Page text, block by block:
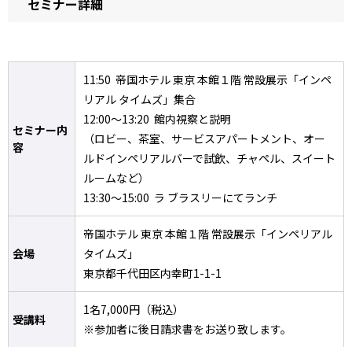
セミナー詳細
セミナー内
容
11:50 帝国ホテル 東京 本館１階 常設展示「インペ
リアル タイムズ」集合
12:00～13:20 館内視察と説明
（ロビー、茶室、サービスアパートメント、オー
ルドインペリアルバーで試飲、チャペル、スイート
ルームなど）
13:30～15:00 ラ ブラスリーにてランチ
会場
帝国ホテル 東京 本館１階 常設展示「インペリアル
タイムズ」
東京都千代田区内幸町1-1-1
受講料
1名7,000円（税込）
※参加者に後日請求書をお送り致します。